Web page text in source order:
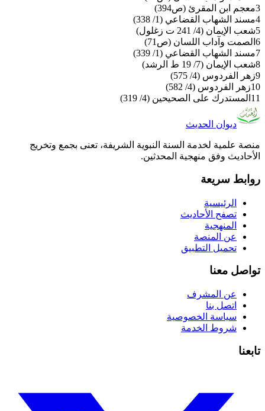
3معجم ابن المقرئ (ص394)
4مسند الشهاب القضاعي (1/ 338)
5شعب الإيمان (4/ 241 ت زغلول)
6 الصمت وآداب اللسان (ص71)
7مسند الشهاب القضاعي (1/ 339)
8شعب الإيمان (7/ 19 ط الرشد)
9زهر الفردوس (4/ 575)
10زهر الفردوس (4/ 582)
11 المستدرك على الصحيحين (4/ 319)
ديوان الحديث
منصة علمية لخدمة السنة النبوية الشريفة، تعنى بجمع وتخريج
الأحاديث وفق منهجية المحدثين.
روابط سريعة
الرئيسية
تصفح الأحاديث
المنهجية
عن المنصة
تحميل التطبيق
تواصل معنا
عن المشرف
اتصل بنا
سياسة الخصوصية
شروط الخدمة
تابعنا